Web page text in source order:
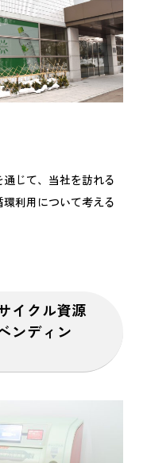
じて、当社を訪れる
利用について考える
イクル資源
ンディン